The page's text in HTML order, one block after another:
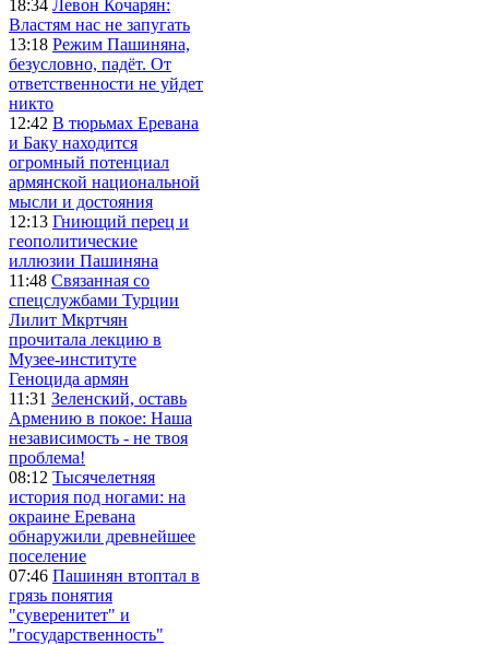
18:34 Левон Кочарян:
Властям нас не запугать
13:18 Режим Пашиняна,
безусловно, падёт. От
ответственности не уйдет
никто
12:42 В тюрьмах Еревана
и Баку находится
огромный потенциал
армянской национальной
мысли и достояния
12:13 Гниющий перец и
геополитические
иллюзии Пашиняна
11:48 Связанная со
спецслужбами Турции
Лилит Мкртчян
прочитала лекцию в
Музее-институте
Геноцида армян
11:31 Зеленский, оставь
Армению в покое: Наша
независимость - не твоя
проблема!
08:12 Тысячелетняя
история под ногами: на
окраине Еревана
обнаружили древнейшее
поселение
07:46 Пашинян втоптал в
грязь понятия
"суверенитет" и
"государственность"